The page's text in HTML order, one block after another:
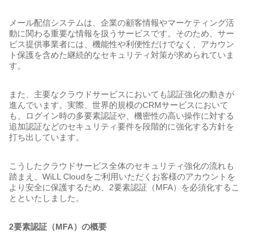
メール配信システムは、企業の顧客情報やマーケティング活
動に関わる重要な情報を扱うサービスです。そのため、サー
ビス提供事業者には、機能性や利便性だけでなく、アカウン
ト保護を含めた継続的なセキュリティ対策が求められていま
す。
また、主要なクラウドサービスにおいても認証強化の動きが
進んでいます。実際、世界的規模のCRMサービスにおいて
も、ログイン時の多要素認証や、機密性の高い操作に対する
追加認証などのセキュリティ要件を段階的に強化する方針を
打ち出しています。
こうしたクラウドサービス全体のセキュリティ強化の流れも
踏まえ、WiLL Cloudをご利用いただくお客様のアカウントを
より安全に保護するため、2要素認証（MFA）を必須化するこ
とといたしました。
2要素認証（MFA）の概要